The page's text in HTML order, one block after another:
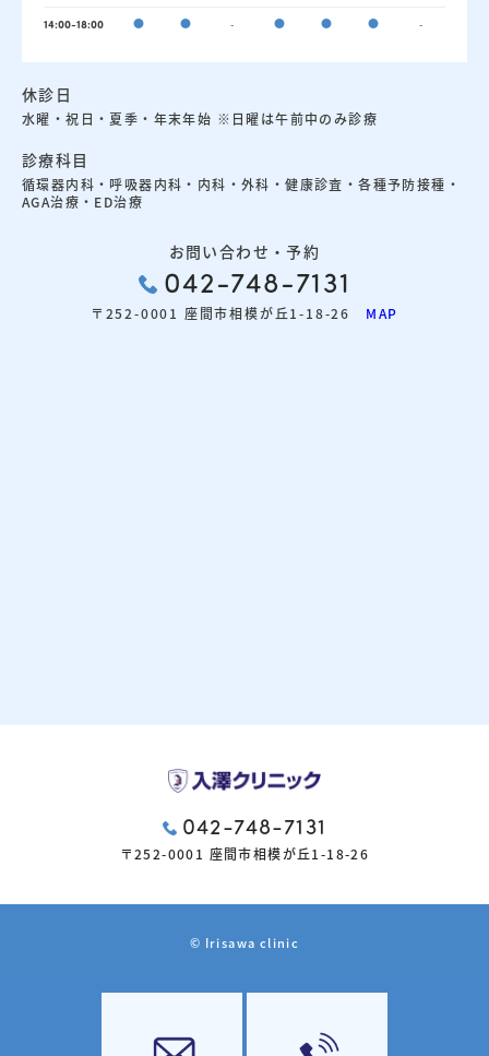
14:00-18:00 ● ● - ● ● ● -
休診日
水曜・祝日・夏季・年末年始 ※日曜は午前中のみ診療
診療科目
循環器内科・呼吸器内科・内科・外科・健康診査・各種予防接種・
AGA治療・ED治療
お問い合わせ・予約
042-748-7131
〒252-0001 座間市相模が丘1-18-26 MAP
042-748-7131
〒252-0001 座間市相模が丘1-18-26
© Irisawa clinic